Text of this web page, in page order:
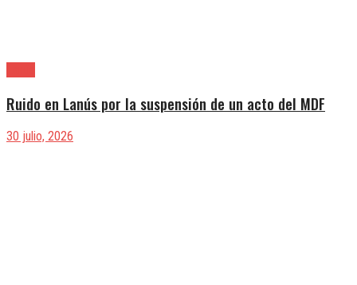
Ruido en Lanús por la suspensión de un acto del MDF
30 julio, 2026